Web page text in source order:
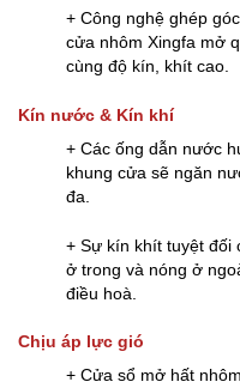
+ Công nghệ ghép
cửa nhôm Xingfa mở
cùng độ kín, khít cao.
Kín nước & Kín khí
+ Các ống dẫn nước
khung cửa sẽ ngăn
đa.
+ Sự kín khít tuyệt đối
ở trong và nóng ở
điều hoà.
Chịu áp lực gió
+ Cửa sổ mở hất